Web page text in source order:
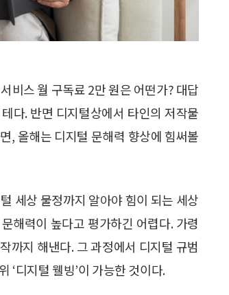
비스 월 구독료 2만 원은 어떤가? 대답
다. 반면 디지털상에서 타인의 저작물
, 올해는 디지털 문해력 향상에 힘써볼
세상 물정까지 알아야 힘이 되는 세상
해력이 높다고 평가하긴 어렵다. 가령
까지 해낸다. 그 과정에서 디지털 규범
‘디지털 웰빙’이 가능한 것이다.